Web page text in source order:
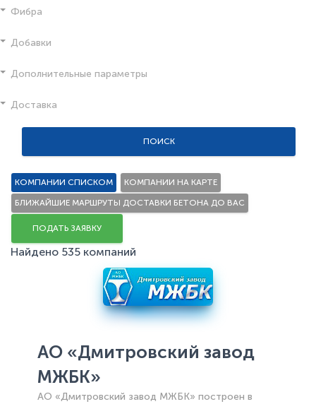
Фибра
Добавки
Дополнительные параметры
Доставка
ПОИСК
КОМПАНИИ СПИСКОМ КОМПАНИИ НА КАРТЕ
БЛИЖАЙШИЕ МАРШРУТЫ ДОСТАВКИ БЕТОНА ДО ВАС
ПОДАТЬ ЗАЯВКУ
Найдено 535 компаний
АО «Дмитровский завод
МЖБК»
АО «Дмитровский завод МЖБК» построен в